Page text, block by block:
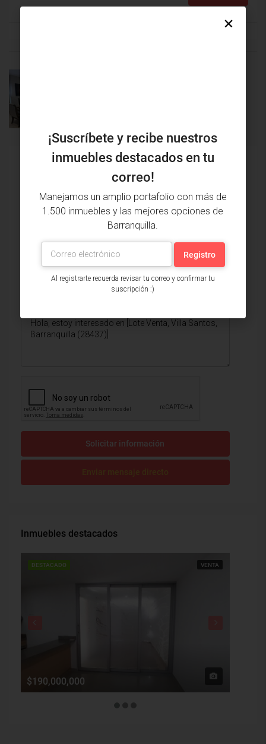
Issa Saieh Inmobiliaria
Ver listados
Solicitar información
Inmuebles destacados
DESTACADO VENTA
$190,000,000
¡Suscríbete y recibe nuestros
inmuebles destacados en tu
correo!
Manejamos un amplio portafolio con más de
1.500 inmuebles y las mejores opciones de
Barranquilla.
Al registrarte recuerda revisar tu correo y confirmar tu
suscripción :)